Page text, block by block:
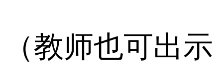
（教师也可出示